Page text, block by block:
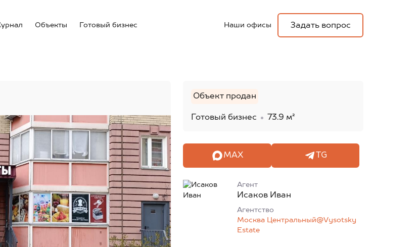
Объекты Готовый бизнес Наши офисы Задать вопрос
Объект продан
Готовый бизнес 73.9 м²
MAX TG
Агент
Исаков Иван
Агентcтво
Москва Центральный@Vysotsky
Estate